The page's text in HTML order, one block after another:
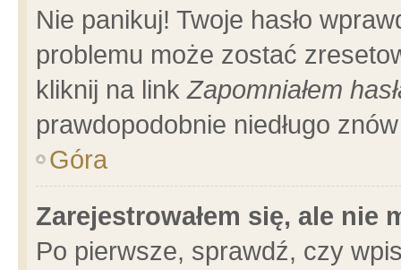
Nie panikuj! Twoje hasło
problemu może zostać
kliknij na linkZapomniałem
prawdopodobnie niedługo
Góra
Zarejestrowałem się, ale nie
Po pierwsze, sprawdź, czy